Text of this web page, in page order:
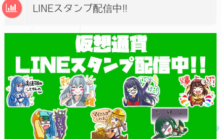
LINEスタンプ配信中!!